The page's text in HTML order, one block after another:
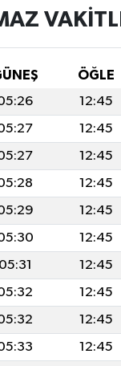
ÖĞLE
12:45
12:45
12:45
12:45
12:45
12:45
05:31 12:45
12:45
12:45
12:45